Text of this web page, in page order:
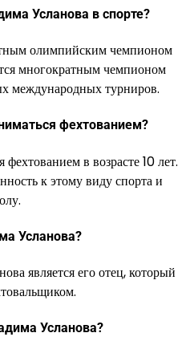
Усланова в спорте?
олимпийским чемпионом
многократным чемпионом
международных турниров.
фехтованием?
в возрасте 10 лет.
к этому виду спорта и
Усланова?
является его отец, который
Усланова?